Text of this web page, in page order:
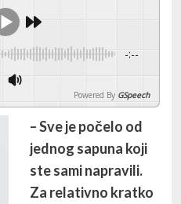
-:--
Powered By GSpeech
– Sve je počelo od
jednog sapuna koji
ste sami napravili.
Za relativno kratko